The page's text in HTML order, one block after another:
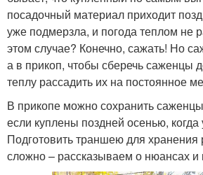
посадочный материал приходит
уже подмерзла, и погода теплом не
этом случае? Конечно, сажать! Но
а в прикоп, чтобы сберечь саженцы
теплу рассадить их на постоянное
В прикопе можно сохранить
если куплены поздней осенью,
Подготовить траншею для хранения
сложно – рассказываем о нюансах и